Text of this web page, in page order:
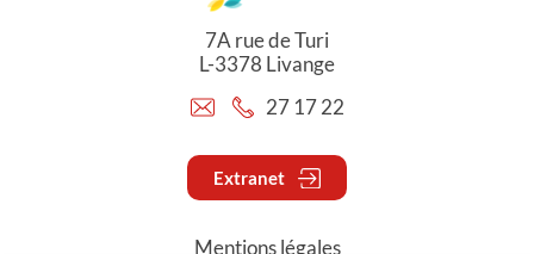
7A rue de Turi
L-3378 Livange
27 17 22
Extranet
Mentions légales